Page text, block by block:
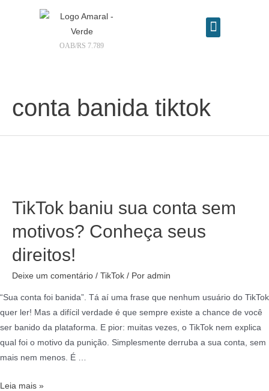
OAB/RS 7.789
conta banida tiktok
TikTok baniu sua conta sem
motivos? Conheça seus
direitos!
Deixe um comentário / TikTok / Por admin
“Sua conta foi banida”. Tá aí uma frase que nenhum usuário do TikTok
quer ler! Mas a difícil verdade é que sempre existe a chance de você
ser banido da plataforma. E pior: muitas vezes, o TikTok nem explica
qual foi o motivo da punição. Simplesmente derruba a sua conta, sem
mais nem menos. É …
Leia mais »